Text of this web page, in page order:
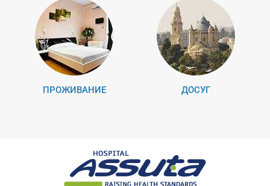
ПРОЖИВАНИЕ ДОСУГ